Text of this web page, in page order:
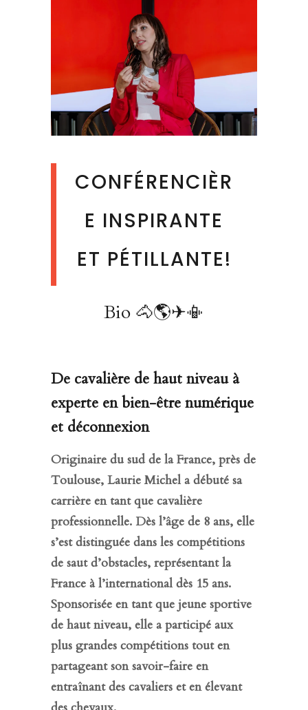
CONFÉRENCIÈR
E INSPIRANTE
ET PÉTILLANTE!
Bio 🐴🌎✈📳
De cavalière de haut niveau à
experte en bien-être numérique
et déconnexion
Originaire du sud de la France, près de
Toulouse, Laurie Michel a débuté sa
carrière en tant que cavalière
professionnelle. Dès l’âge de 8 ans, elle
s’est distinguée dans les compétitions
de saut d’obstacles, représentant la
France à l’international dès 15 ans.
Sponsorisée en tant que jeune sportive
de haut niveau, elle a participé aux
plus grandes compétitions tout en
partageant son savoir-faire en
entraînant des cavaliers et en élevant